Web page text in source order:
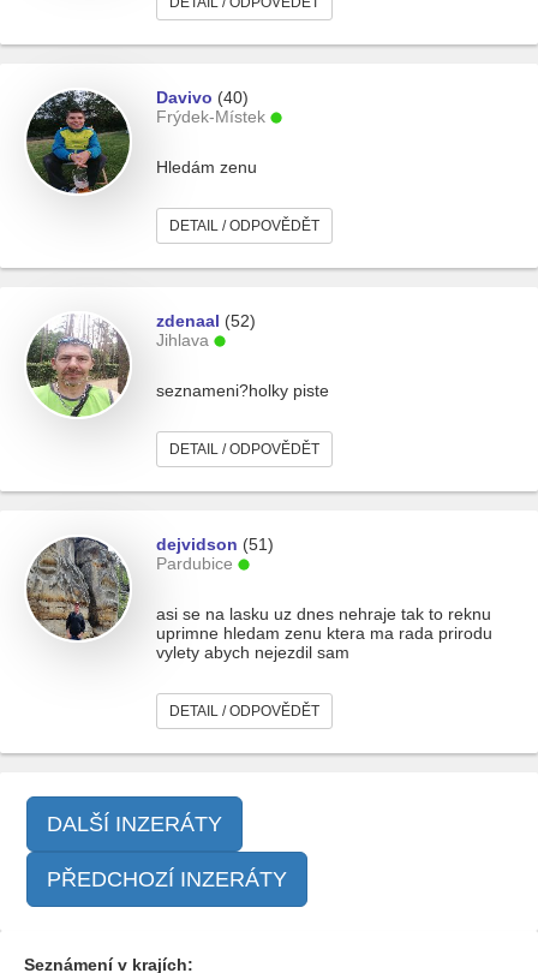
Davivo (40)
Frýdek-Místek
Hledám zenu
DETAIL / ODPOVĚDĚT
zdenaal (52)
Jihlava
seznameni?holky piste
DETAIL / ODPOVĚDĚT
dejvidson (51)
Pardubice
asi se na lasku uz dnes nehraje tak to reknu
uprimne hledam zenu ktera ma rada prirodu
vylety abych nejezdil sam
DETAIL / ODPOVĚDĚT
DALŠÍ INZERÁTY
PŘEDCHOZÍ INZERÁTY
Seznámení v krajích: